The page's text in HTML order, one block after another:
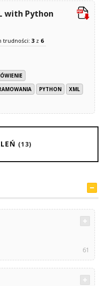
with Python
trudności: 3z 6
PYTHON
XML
(13)
61